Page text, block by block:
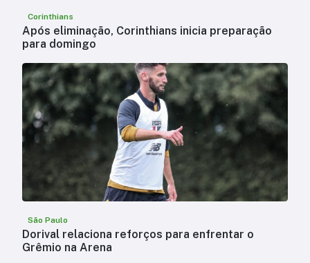
Corinthians
Após eliminação, Corinthians inicia preparação
para domingo
São Paulo
Dorival relaciona reforços para enfrentar o
Grêmio na Arena